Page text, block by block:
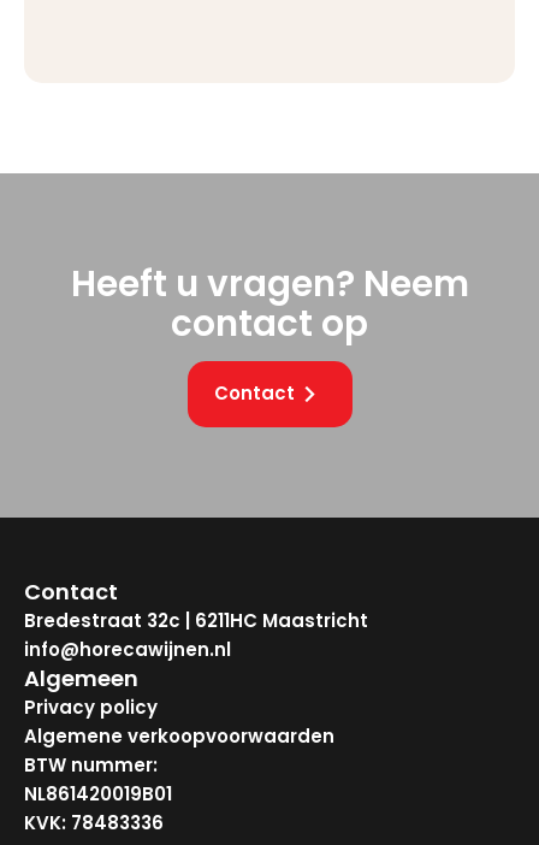
Heeft u vragen? Neem
contact op
Contact
Contact
Bredestraat 32c | 6211HC Maastricht
info@horecawijnen.nl
Algemeen
Privacy policy
Algemene verkoopvoorwaarden
BTW nummer:
NL861420019B01
KVK: 78483336